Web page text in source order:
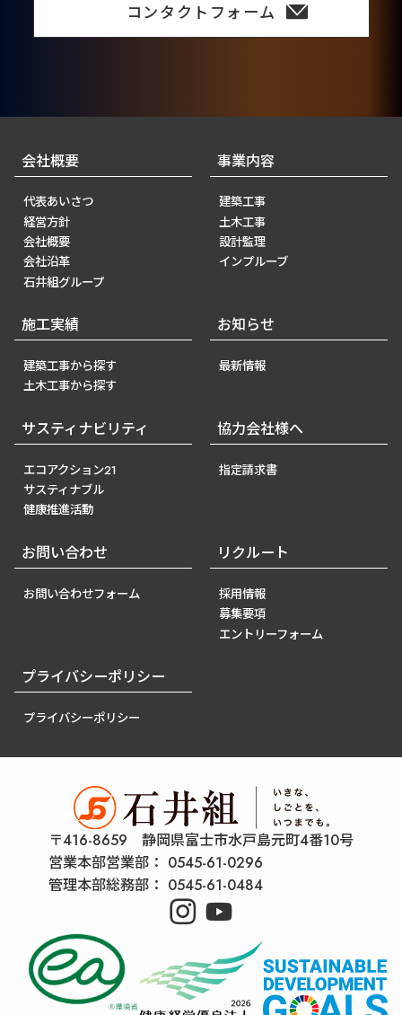
コンタクトフォーム
会社概要
代表あいさつ
経営方針
会社概要
会社沿革
石井組グループ
事業内容
建築工事
土木工事
設計監理
インプルーブ
施工実績
建築工事から探す
土木工事から探す
お知らせ
最新情報
サスティナビリティ
エコアクション21
サスティナブル
健康推進活動
協力会社様へ
指定請求書
お問い合わせ
お問い合わせフォーム
リクルート
採用情報
募集要項
エントリーフォーム
プライバシーポリシー
プライバシーポリシー
〒416-8659 静岡県富士市水戸島元町4番10号
営業本部営業部： 0545-61-0296
管理本部総務部： 0545-61-0484